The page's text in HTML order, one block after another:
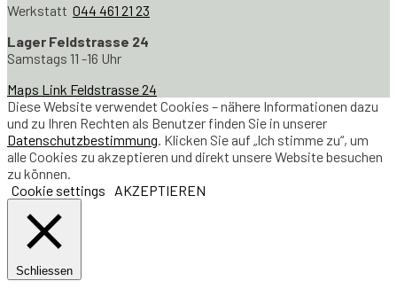
Werkstatt 044 461 21 23
Lager Feldstrasse 24
Samstags 11 -16 Uhr
Maps Link Feldstrasse 24
Diese Website verwendet Cookies – nähere Informationen dazu
und zu Ihren Rechten als Benutzer finden Sie in unserer
Datenschutzbestimmung . Klicken Sie auf „Ich stimme zu“, um
alle Cookies zu akzeptieren und direkt unsere Website besuchen
zu können.
Cookie settings
AKZEPTIEREN
Schliessen